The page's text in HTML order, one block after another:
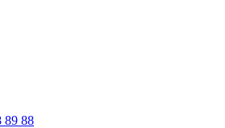
89 88